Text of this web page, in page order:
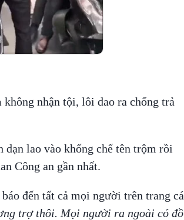
nhận tội, lôi dao ra chống trả
lao vào khống chế tên trộm rồi
Công an gần nhất.
đến tất cả mọi người trên trang cá
trợ thôi. Mọi người ra ngoài có đồ